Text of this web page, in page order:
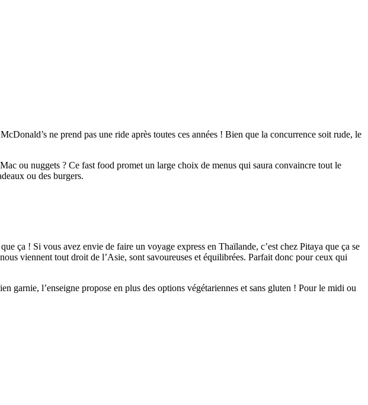
ne prend pas une ride après toutes ces années ! Bien que la concurrence soit rude, le
ou nuggets ? Ce fast food promet un large choix de menus qui saura convaincre tout le
ou des burgers.
ça ! Si vous avez envie de faire un voyage express en Thaïlande, c’est chez Pitaya que ça se
viennent tout droit de l’Asie, sont savoureuses et équilibrées. Parfait donc pour ceux qui
garnie, l’enseigne propose en plus des options végétariennes et sans gluten ! Pour le midi ou